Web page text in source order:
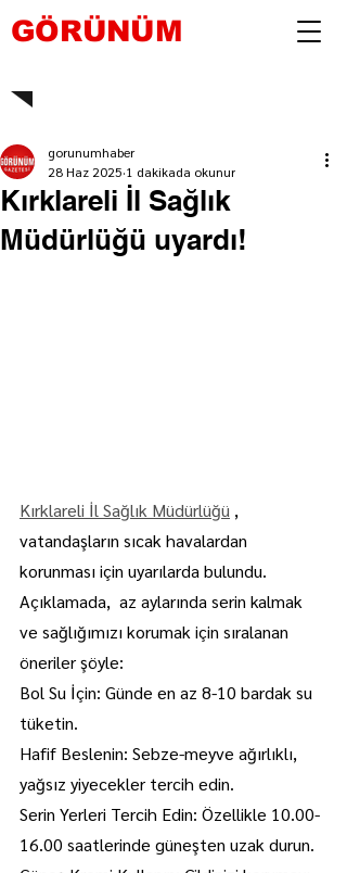
GÖRÜNÜM
Kırklareli İl Sağlık
Müdürlüğü uyardı!
gorunumhaber
28 Haz 2025 1 dakikada okunur
Kırklareli İl Sağlık Müdürlüğü ,
vatandaşların sıcak havalardan
korunması için uyarılarda bulundu.
Açıklamada,  az aylarında serin kalmak
ve sağlığımızı korumak için sıralanan
öneriler şöyle:
Bol Su İçin: Günde en az 8-10 bardak su
tüketin.
Hafif Beslenin: Sebze-meyve ağırlıklı,
yağsız yiyecekler tercih edin.
Serin Yerleri Tercih Edin: Özellikle 10.00-
16.00 saatlerinde güneşten uzak durun.